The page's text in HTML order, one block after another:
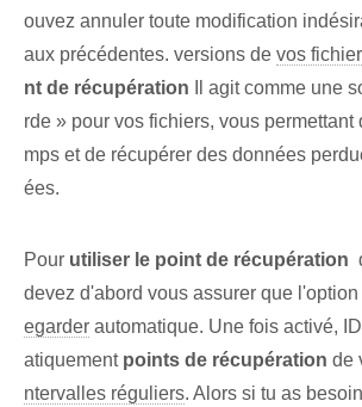
ouvez annuler toute modification
aux précédentes. versions de vos
nt de récupération Il agit comme une
rde » pour vos fichiers⁢, vous permettant
mps et de récupérer des données
ées.
Pour utiliser le point de récupération
devez d'abord vous assurer que l'option
egarder automatique. Une fois activé,
atiquement points de récupération de
ntervalles réguliers. Alors si tu as besoin